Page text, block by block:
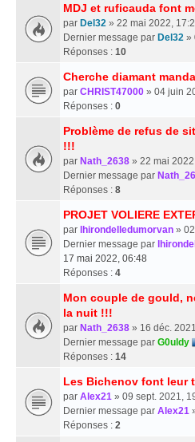
MDJ et ruficauda font
par Del32 » 22 mai 2022,
Dernier message par Del32 »
Réponses : 10
Cherche diamant
par CHRIST47000 » 04 juin
Réponses : 0
Problème de refus de
!!!
par Nath_2638 » 22 mai
Dernier message par
Réponses : 8
PROJET VOLIERE
par lhirondelledumorvan »
Dernier message par
17 mai 2022, 06:48
Réponses : 4
Mon couple de gould,
la nuit !!!
par Nath_2638 » 16 déc.
Dernier message par G0uldy
Réponses : 14
Les Bichenov font leur
par Alex21 » 09 sept. 2021,
Dernier message par Alex21
Réponses : 2